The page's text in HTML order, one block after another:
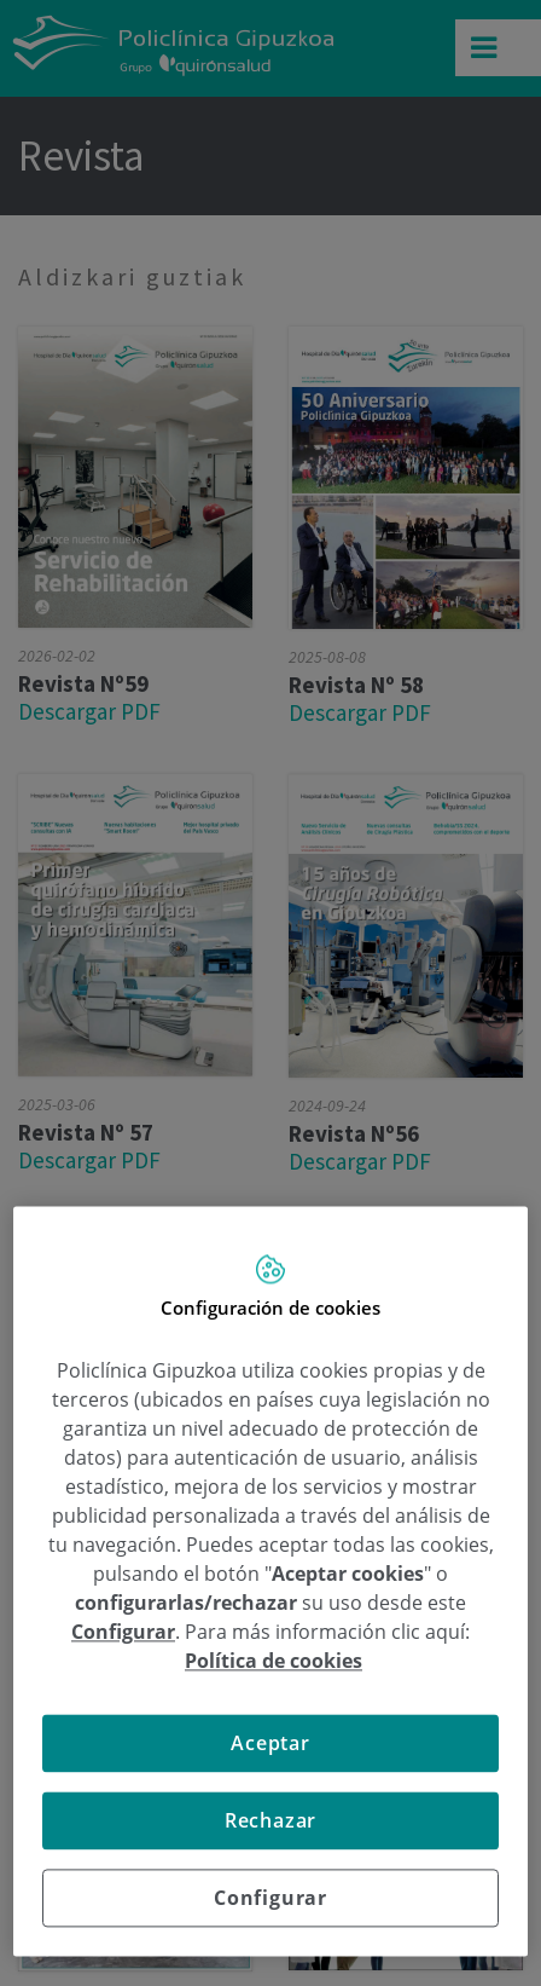
Revista
Aldizkari guztiak
2026-02-02
Revista Nº59
Descargar PDF
2025-08-08
Revista Nº 58
Descargar PDF
2025-03-06
Revista Nº 57
Descargar PDF
2024-09-24
Revista Nº56
Descargar PDF
2024-05-31
Revista Nº 55
Descargar PDF
Configuración de cookies
Policlínica Gipuzkoa utiliza cookies propias y de
terceros (ubicados en países cuya legislación no
garantiza un nivel adecuado de protección de
datos) para autenticación de usuario, análisis
estadístico, mejora de los servicios y mostrar
publicidad personalizada a través del análisis de
tu navegación. Puedes aceptar todas las cookies,
pulsando el botón "Aceptar cookies" o
configurarlas/rechazarsu uso desde este
Configurar. Para más información clic aquí:
Política de cookies
Configurar
Rechazar
Aceptar